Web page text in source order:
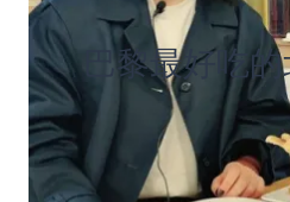
巴黎最好吃